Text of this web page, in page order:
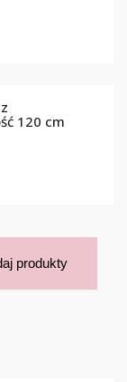
120 cm
produkty